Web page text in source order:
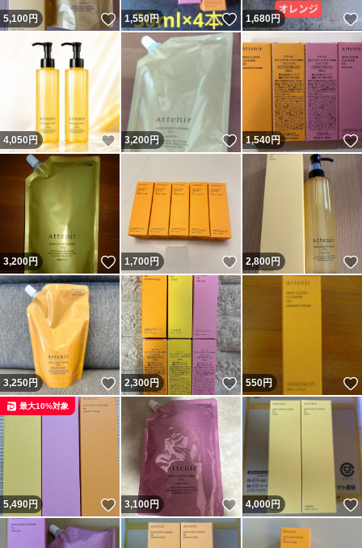
5,100円 いいね！
1,550円 いいね！
1,680円
4,050円 いいね！
3,200円 いいね！
1,540円
3,200円 いいね！
1,700円 いいね！
2,800円
3,250円 いいね！
2,300円 いいね！
550円
5,490円 いいね！
最大10%対象
3,100円 いいね！
4,000円